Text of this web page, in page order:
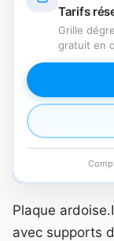
Tarifs
Grille
gratuit en
Plaque
avec supports